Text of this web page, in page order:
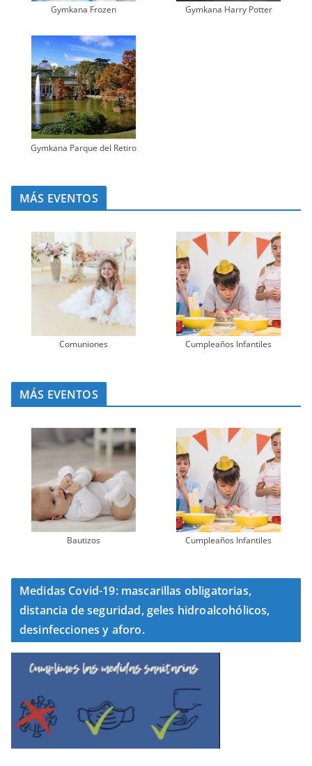
Gymkana Frozen Gymkana Harry Potter
Gymkana Parque del Retiro
MÁS EVENTOS
Comuniones Cumpleaños Infantiles
MÁS EVENTOS
Bautizos Cumpleaños Infantiles
Medidas Covid-19: mascarillas obligatorias,
distancia de seguridad, geles hidroalcohólicos,
desinfecciones y aforo.